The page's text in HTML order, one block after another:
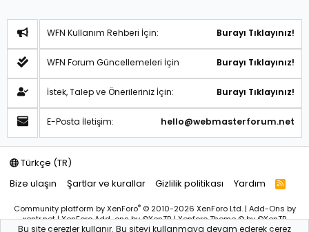
WFN Kullanım Rehberi İçin: Burayı Tıklayınız!
WFN Forum Güncellemeleri İçin Burayı Tıklayınız!
İstek, Talep ve Önerileriniz İçin: Burayı Tıklayınız!
E-Posta İletişim: hello@webmasterforum.net
Türkçe (TR)
Bize ulaşın
Şartlar ve kurallar Gizlilik politikası Yardım
R
S
Community platform by XenForo® © 2010-2026 XenForo Ltd.| Add-Ons by
xentr.net |XenForo Add-onsby ©XenTR|Xenforo Theme© by ©XenTR
Bu site çerezler kullanır. Bu siteyi kullanmaya devam ederek çerez